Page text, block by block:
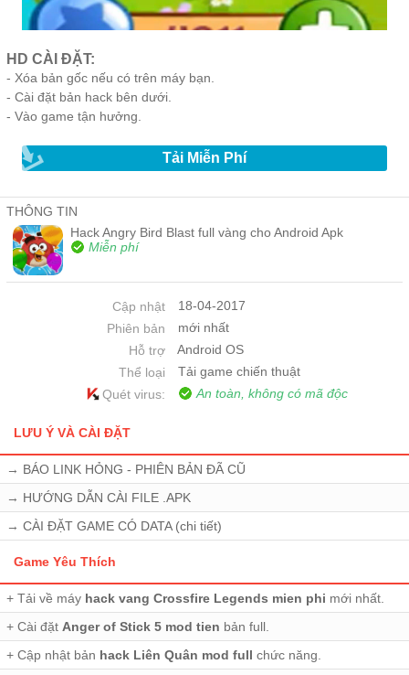
HD CÀI ĐẶT:
- Xóa bản gốc nếu có trên máy bạn.
- Cài đặt bản hack bên dưới.
- Vào game tận hưởng.
Tải Miễn Phí
THÔNG TIN
Hack Angry Bird Blast full vàng cho Android Apk
Miễn phí
Cập nhật
18-04-2017
Phiên bản
mới nhất
Hỗ trợ
Android OS
Thể loại
Tải game chiến thuật
Quét virus:
An toàn, không có mã độc
LƯU Ý VÀ CÀI ĐẶT
→ BÁO LINK HỎNG - PHIÊN BẢN ĐÃ CŨ
→ HƯỚNG DẪN CÀI FILE .APK
→ CÀI ĐẶT GAME CÓ DATA (chi tiết)
Game Yêu Thích
+ Tải về máy hack vang Crossfire Legends mien phi mới nhất.
+ Cài đặt Anger of Stick 5 mod tien bản full.
+ Cập nhật bản hack Liên Quân mod full chức năng.